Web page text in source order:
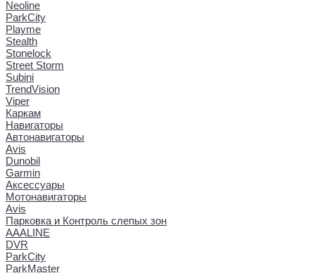
Neoline
ParkCity
Playme
Stealth
Stonelock
Street Storm
Subini
TrendVision
Viper
Каркам
Навигаторы
Автонавигаторы
Avis
Dunobil
Garmin
Аксессуары
Мотонавигаторы
Avis
Парковка и Контроль слепых зон
AAALINE
DVR
ParkCity
ParkMaster